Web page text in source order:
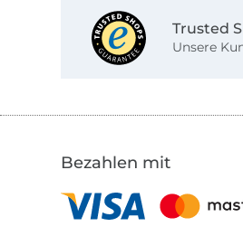
Trusted
Unsere
Bezahlen mit